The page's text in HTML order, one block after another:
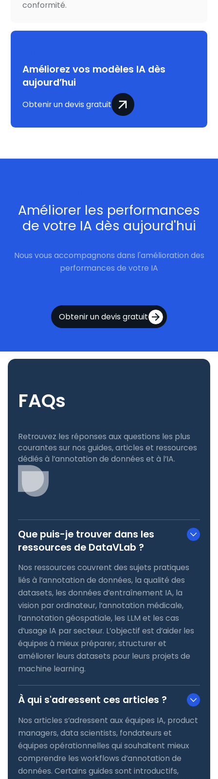
conformité.
Améliorez vos modèles IA dès
aujourd’hui
Obtenir un devis gratuit
Améliorer les performances
de votre IA dès aujourd'hui
Nous vous accompagnons dans l'amélioration des
performances de votre IA
Obtenir un devis gratuit
FAQs
Retrouvez les réponses aux questions les plus
courantes sur nos guides, articles et ressources
dédiés à l’annotation de données et à l’IA.
Que puis-je trouver dans les
ressources de DataVLab ?
Nos ressources couvrent des sujets pratiques
liés à l’annotation de données, la qualité des
datasets, les données d’entraînement IA, la
vision par ordinateur, l’annotation médicale,
l’annotation géospatiale, les LLM et les cas
d’usage IA par secteur. L’objectif est d’aider les
équipes à mieux préparer, structurer et
améliorer leurs datasets pour leurs projets de
machine learning.
À qui s'adressent ces articles ?
Nos articles s’adressent aux équipes IA, product
managers, data scientists, fondateurs et
équipes opérationnelles qui souhaitent mieux
comprendre les workflows d’annotation de
données. Certains guides sont introductifs,